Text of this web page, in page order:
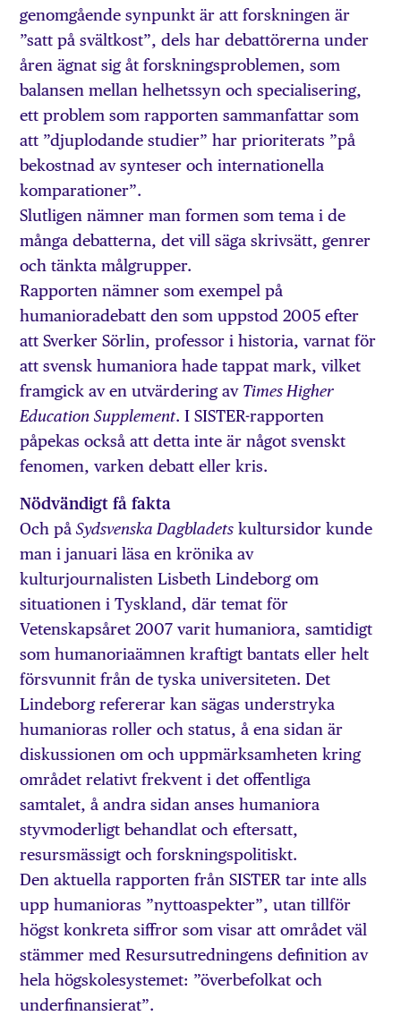
genomgående synpunkt är att forskningen är
”satt på svältkost”, dels har debattörerna under
åren ägnat sig åt forskningsproblemen, som
balansen mellan helhetssyn och specialisering,
ett problem som rapporten sammanfattar som
att ”djuplodande studier” har prioriterats ”på
bekostnad av synteser och internationella
komparationer”.
Slutligen nämner man formen som tema i de
många debatterna, det vill säga skrivsätt, genrer
och tänkta målgrupper.
Rapporten nämner som exempel på
humanioradebatt den som uppstod 2005 efter
att Sverker Sörlin, professor i historia, varnat för
att svensk humaniora hade tappat mark, vilket
framgick av en utvärdering av Times Higher
Education Supplement. I SISTER-rapporten
påpekas också att detta inte är något svenskt
fenomen, varken debatt eller kris.
Nödvändigt få fakta
Och påSydsvenska Dagbladets kultursidor kunde
man i januari läsa en krönika av
kulturjournalisten Lisbeth Lindeborg om
situationen i Tyskland, där temat för
Vetenskapsåret 2007 varit humaniora, samtidigt
som humanoriaämnen kraftigt bantats eller helt
försvunnit från de tyska universiteten. Det
Lindeborg refererar kan sägas understryka
humanioras roller och status, å ena sidan är
diskussionen om och uppmärksamheten kring
området relativt frekvent i det offentliga
samtalet, å andra sidan anses humaniora
styvmoderligt behandlat och eftersatt,
resursmässigt och forskningspolitiskt.
Den aktuella rapporten från SISTER tar inte alls
upp humanioras ”nyttoaspekter”, utan tillför
högst konkreta siffror som visar att området väl
stämmer med Resursutredningens definition av
hela högskolesystemet: ”överbefolkat och
underfinansierat”.